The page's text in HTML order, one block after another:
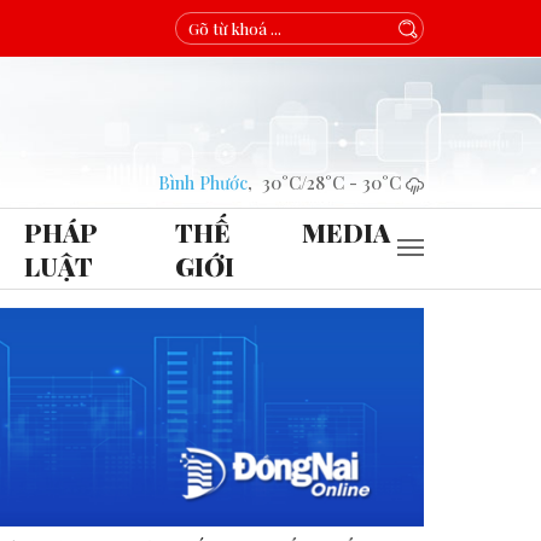
Bình Phước, 30°C/28°C - 30°C
PHÁP
LUẬT
THẾ
GIỚI
MEDIA